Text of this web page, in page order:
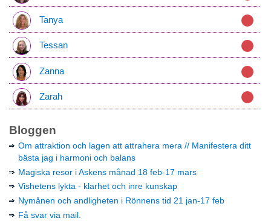
Tanya
Tessan
Zanna
Zarah
Bloggen
Om attraktion och lagen att attrahera mera // Manifestera ditt
bästa jag i harmoni och balans
Magiska resor i Askens månad 18 feb-17 mars
Vishetens lykta - klarhet och inre kunskap
Nymånen och andligheten i Rönnens tid 21 jan-17 feb
Få svar via mail.